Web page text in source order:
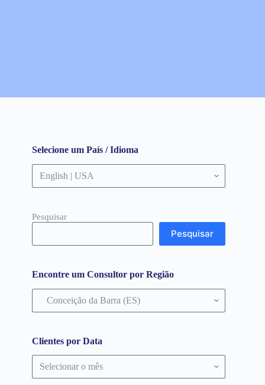
Selecione um País / Idioma
Pesquisar
Pesquisar
Encontre um Consultor por Região
Encontre
Consultor
Clientes por Data
Clientes
por
Data